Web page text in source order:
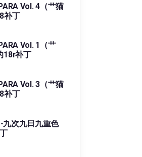
Vol. 4（艹猫
补丁
Vol. 1（艹
18r补丁
Vol. 3（艹猫
补丁
九次九日九重色